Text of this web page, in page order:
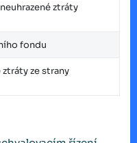
ztráty
fondu
ze strany